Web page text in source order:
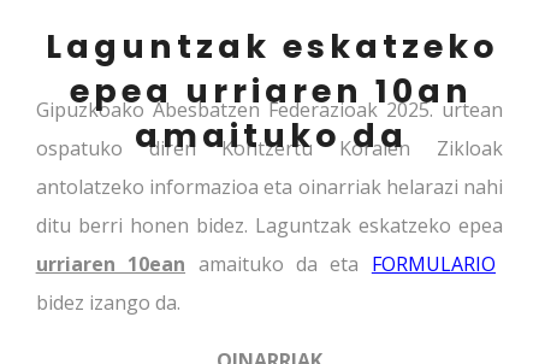
Laguntzak eskatzeko
epea urriaren 10an
amaituko da
Gipuzkoako Abesbatzen Federazioak 2025. urtean
ospatuko diren Kontzertu Koralen Zikloak
antolatzeko informazioa eta oinarriak helarazi nahi
ditu berri honen bidez. Laguntzak eskatzeko epea
urriaren 10ean amaituko da eta FORMULARIO
bidez izango da.